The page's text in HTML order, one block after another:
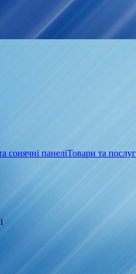
сонячні панеліТовари та